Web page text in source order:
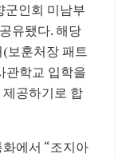
군인회 미남부
유됐다. 해당
보훈처장 패트
관학교 입학을
공하기로 합
에서 “조지아